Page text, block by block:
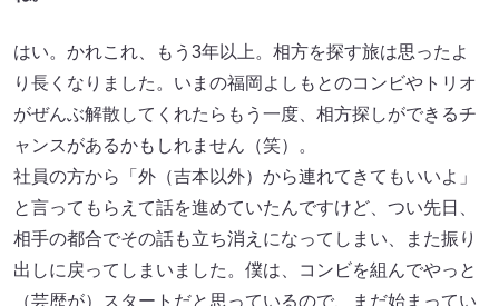
はい。かれこれ、もう3年以上。相方を探す旅は思ったよ
り長くなりました。いまの福岡よしもとのコンビやトリオ
がぜんぶ解散してくれたらもう一度、相方探しができるチ
ャンスがあるかもしれません（笑）。
社員の方から「外（吉本以外）から連れてきてもいいよ」
と言ってもらえて話を進めていたんですけど、つい先日、
相手の都合でその話も立ち消えになってしまい、また振り
出しに戻ってしまいました。僕は、コンビを組んでやっと
（芸歴が）スタートだと思っているので、まだ始まってい